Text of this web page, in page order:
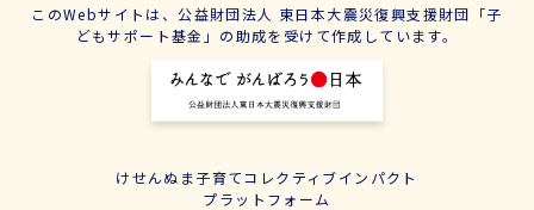
このWebサイトは、公益財団法人 東日本大震災復興支援財団「子
どもサポート基金」の助成を受けて作成しています。
けせんぬま子育てコレクティブインパクト
プラットフォーム